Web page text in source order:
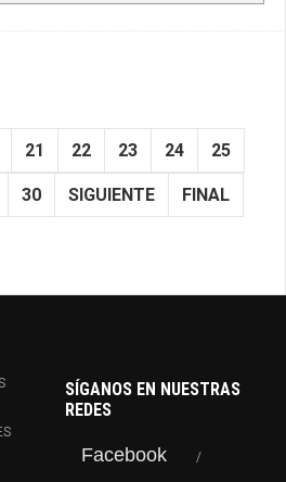
21 22 23 24 25
30 SIGUIENTE FINAL
SÍGANOS EN NUESTRAS
REDES
Facebook